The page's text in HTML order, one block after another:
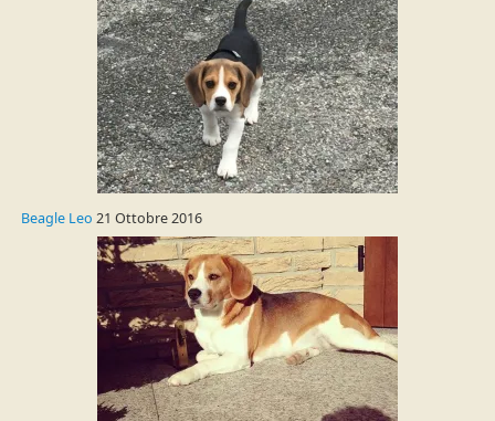
Beagle Leo 21 Ottobre 2016